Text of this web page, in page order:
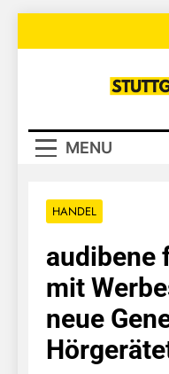
MENU
HANDEL
audibene
mit
neue